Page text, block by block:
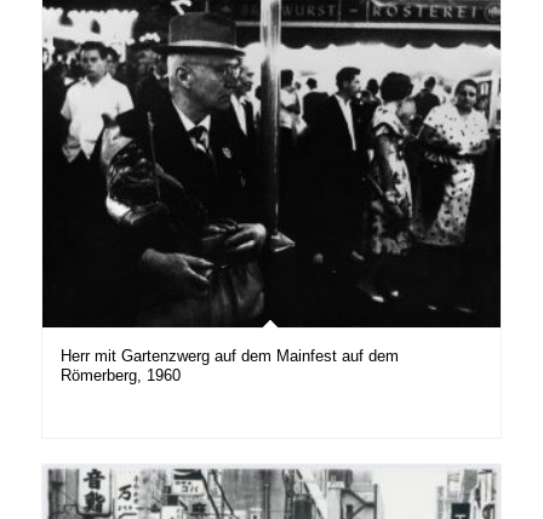
Herr mit Gartenzwerg auf dem Mainfest auf dem
Römerberg, 1960